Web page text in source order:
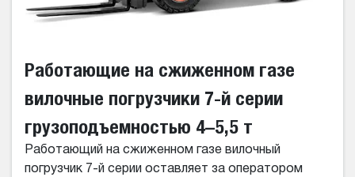
Работающие на сжиженном газе
вилочные погрузчики 7-й серии
грузоподъемностью 4–5,5 т
Работающий на сжиженном газе вилочный
погрузчик 7-й серии оставляет за оператором